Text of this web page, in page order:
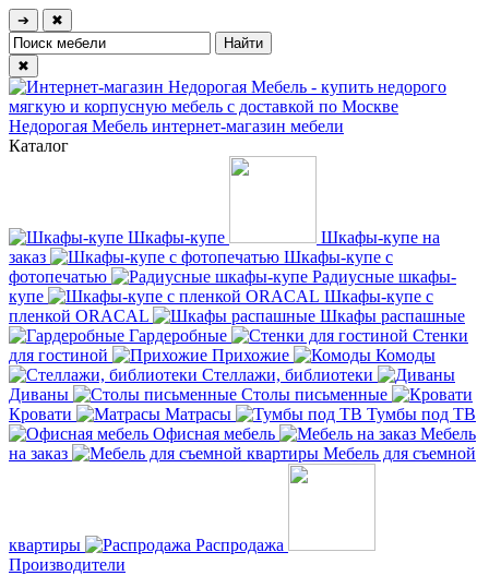
➔ ✖
✖
Недорогая Мебель интернет-магазин мебели
Каталог
Шкафы-купе
Шкафы-купе на
заказ
Шкафы-купе с
фотопечатью
Радиусные шкафы-
купе
Шкафы-купе с
пленкой ORACAL
Шкафы распашные
Гардеробные
Стенки
для гостиной
Прихожие
Комоды
Стеллажи, библиотеки
Диваны
Столы письменные
Кровати
Матрасы
Тумбы под ТВ
Офисная мебель
Мебель
на заказ
Мебель для съемной
квартиры
Распродажа
Производители